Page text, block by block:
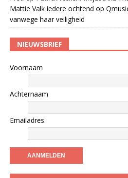
Mattie Valk iedere ochtend op
vanwege haar veiligheid
NIEUWSBRIEF
Voornaam
Achternaam
Emailadres: